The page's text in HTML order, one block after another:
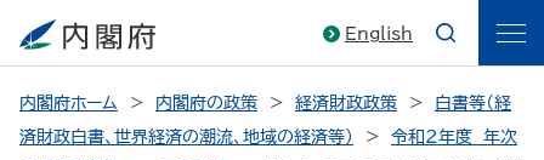
English
内閣府ホーム 内閣府の政策 経済財政政策
白書等（経
済財政白書、世界経済の潮流、地域の経済等）
令和2年度 年次